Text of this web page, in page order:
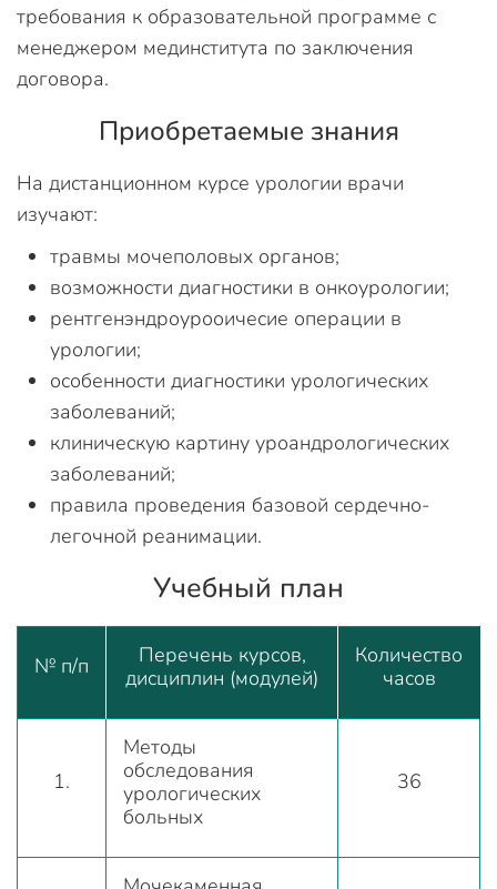
требования к образовательной программе с
менеджером мединститута по заключения
договора.
Приобретаемые знания
На дистанционном курсе урологии врачи
изучают:
травмы мочеполовых органов;
возможности диагностики в онкоурологии;
рентгенэндроурооичесие операции в
урологии;
особенности диагностики урологических
заболеваний;
клиническую картину уроандрологических
заболеваний;
правила проведения базовой сердечно-
легочной реанимации.
Учебный план
№ п/п
Перечень курсов,
дисциплин (модулей)
Количество
часов
1.
Методы
обследования
урологических
больных
36